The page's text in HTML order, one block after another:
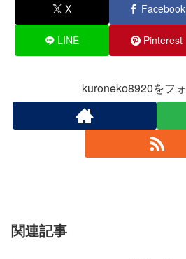
X Facebook
LINE Pinterest
kuroneko8920をフ
関連記事